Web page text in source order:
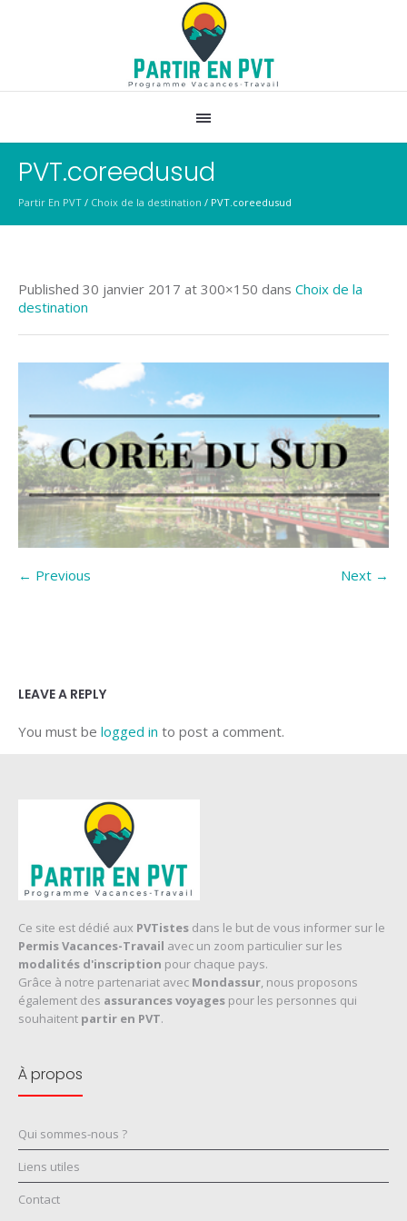
PVT.coreedusud
Partir En PVT / Choix de la destination / PVT.coreedusud
Published 30 janvier 2017 at 300×150 dans Choix de la
destination
← Previous Next →
LEAVE A REPLY
You must be logged in to post a comment.
Ce site est dédié aux PVTistes dans le but de vous informer sur le
Permis Vacances-Travail avec un zoom particulier sur les
modalités d'inscription pour chaque pays.
Grâce à notre partenariat avec Mondassur, nous proposons
également des assurances voyages pour les personnes qui
souhaitent partir en PVT.
À propos
Qui sommes-nous ?
Liens utiles
Contact